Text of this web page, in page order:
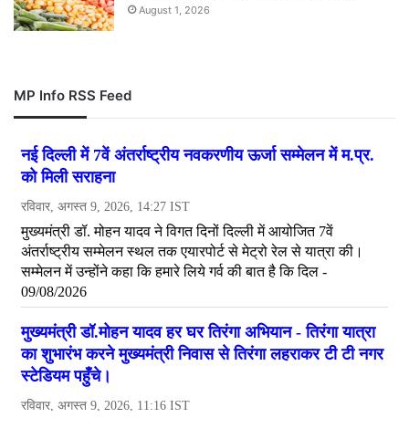
August 1, 2026
MP Info RSS Feed